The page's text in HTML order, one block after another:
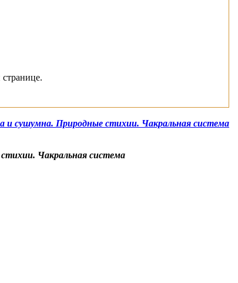
и сушумна. Природные стихии. Чакральная система
Чакральная система